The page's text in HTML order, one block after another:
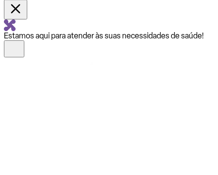
Estamos aqui para atender às suas necessidades de saúde!